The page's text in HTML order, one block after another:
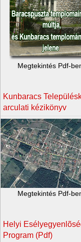
Megtekintés Pdf-
Kunbaracs
arculati kézikönyv
Megtekintés Pdf-
Helyi
Program (Pdf)